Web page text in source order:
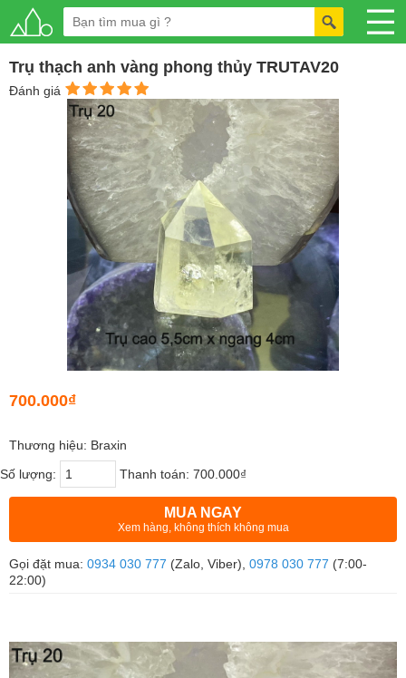
Trụ thạch anh vàng phong thủy TRUTAV20
Đánh giá
700.000₫
Thương hiệu: Braxin
Số lượng:
Thanh toán: 700.000₫
MUA NGAY
Xem hàng, không thích không mua
Gọi đặt mua: 0934 030 777 (Zalo, Viber), 0978 030 777 (7:00-
22:00)